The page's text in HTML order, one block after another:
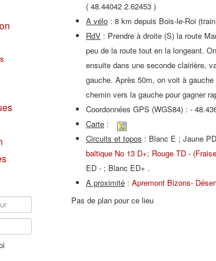
( 48.44042 2.62453 )
A vélo : 8 km depuis Bois-le-Roi
RdV : Prendre à droite (S) la route
peu de la route tout en la longeant.
ensuite dans une seconde clairière,
gauche. Après 50m, on voit à
chemin vers la gauche pour gagner
Coordonnées GPS (WGS84) : -
Carte :
Circuits et topos : Blanc E ; Jaune
baltique No 13 D+; Rouge TD -
ED - ; Blanc ED+ .
A proximité : Apremont Bizons-
Pas de plan pour ce lieu